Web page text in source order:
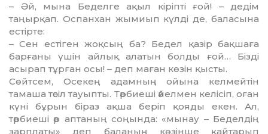
– Әй, мына Беделге ақыл кіріпті ғой! – дедім
таңырқап. Оспанхан жымиып күлді де, баласына
естірте:
– Сен естіген жоқсың ба? Бедел қазір бақшаға
барғаны үшін айлық алатын болды ғой… Бізді
асырап тұрған осы! – деп маған көзін қысты.
Сөйтсем, Осекең адамның ойына келмейтін
тамаша тәсіл тауыпты. Тәрбиеші әйелмен келісіп, оған
күні бұрын біраз ақша беріп қояды екен. Ал,
тәрбиеші әр аптаның соңында: «мынау – Беделдің
зарплаты» деп баланың көзінше қайтарып